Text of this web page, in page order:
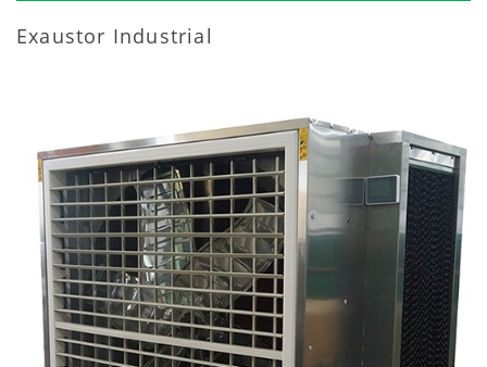
Exaustor Industrial